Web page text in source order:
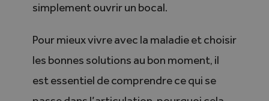
simplement ouvrir un bocal.
Pour mieux vivre avec la maladie et choisir
les bonnes solutions au bon moment, il
est essentiel de comprendre ce qui se